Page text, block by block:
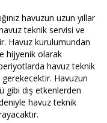
havuzun uzun yıllar
teknik servisi ve
Havuz kurulumundan
hijyenik olarak
havuz teknik
Havuzun
gibi dış etkenlerden
havuz teknik